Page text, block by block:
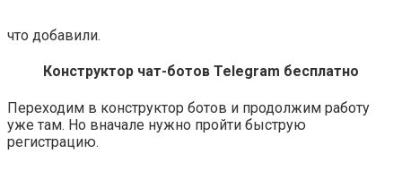
что добавили.
Конструктор чат-ботов Telegram бесплатно
Переходим в конструктор ботов и продолжим работу
уже там. Но вначале нужно пройти быструю
регистрацию.